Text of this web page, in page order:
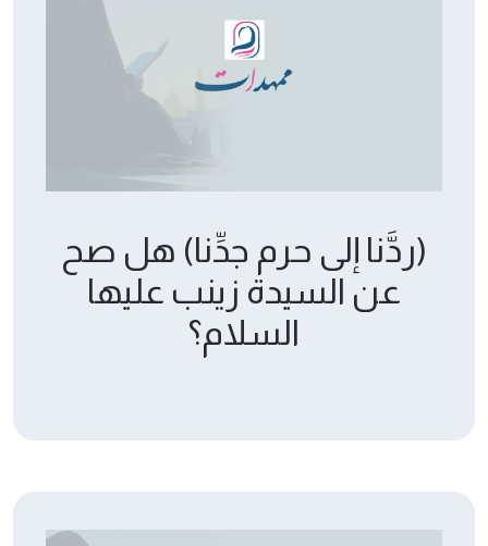
(ردَّنا إلى حرم جدِّنا) هل صح
عن السيدة زينب عليها
السلام؟